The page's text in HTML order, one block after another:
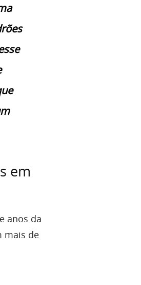
em
anos da
mais de